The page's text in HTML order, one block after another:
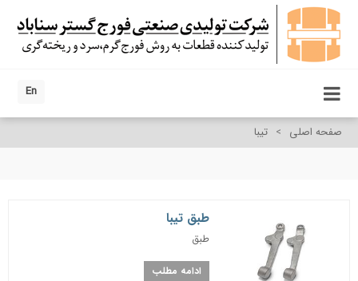
En
صفحه اصلی > تیبا
طبق تیبا
طبق
ادامه مطلب